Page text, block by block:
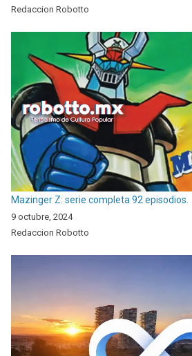
Redaccion Robotto
Mazinger Z: serie completa 92 episodios.
9 octubre, 2024
Redaccion Robotto